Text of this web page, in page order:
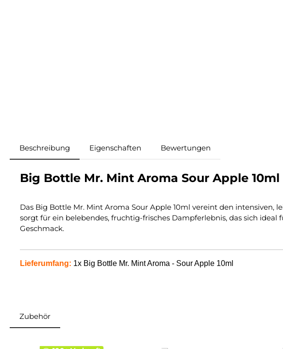
Beschreibung Eigenschaften Bewertungen
Big Bottle Mr. Mint Aroma Sour Apple 10ml
Das Big Bottle Mr. Mint Aroma Sour Apple 10ml vereint den
sorgt für ein belebendes, fruchtig-frisches Dampferlebnis, das sich
Geschmack.
Lieferumfang: 1x Big Bottle Mr. Mint Aroma - Sour Apple 10ml
Zubehör